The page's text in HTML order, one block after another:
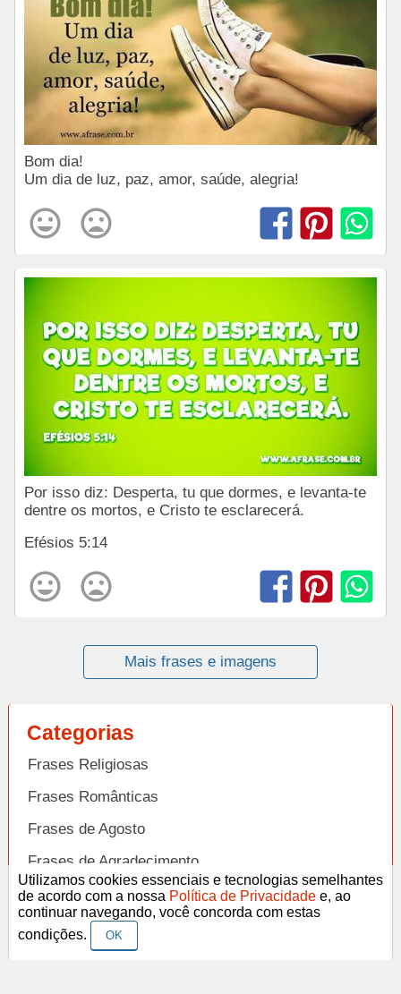
Bom dia!
Um dia de luz, paz, amor, saúde, alegria!
Por isso diz: Desperta, tu que dormes, e levanta-te
dentre os mortos, e Cristo te esclarecerá.
Efésios 5:14
Mais frases e imagens
Categorias
Frases Religiosas
Frases Românticas
Frases de Agosto
Frases de Agradecimento
Frases de Amizade
Frases de Amor
Abrir
Utilizamos cookies essenciais e tecnologias semelhantes
de acordo com a nossa Política de Privacidade e, ao
continuar navegando, você concorda com estas
condições.
OK